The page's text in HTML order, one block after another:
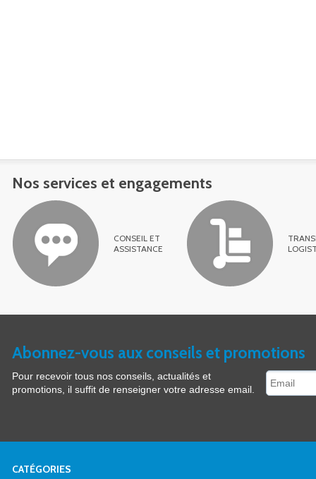
Nos services et engagements
CONSEIL ET
ASSISTANCE
Abonnez-vous aux conseils et promotions
Pour recevoir tous nos conseils, actualités et
promotions, il suffit de renseigner votre adresse email.
CATÉGORIES